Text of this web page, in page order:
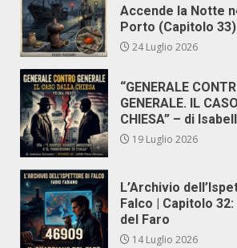
Accende la Notte
Porto (Capitolo 33)
24 Luglio 2026
“GENERALE
GENERALE. IL
CHIESA” – di
19 Luglio 2026
L’Archivio
Falco | Capitolo 32:
del Faro
14 Luglio 2026